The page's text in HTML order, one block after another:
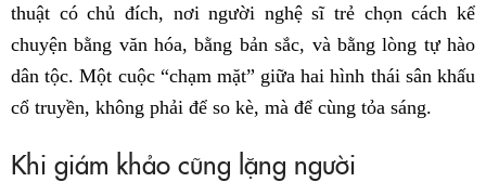
thuật có chủ đích, nơi người nghệ sĩ trẻ chọn cách kể
chuyện bằng văn hóa, bằng bản sắc, và bằng lòng tự hào
dân tộc. Một cuộc “chạm mặt” giữa hai hình thái sân khấu
cổ truyền, không phải để so kè, mà để cùng tỏa sáng.
Khi giám khảo cũng lặng người